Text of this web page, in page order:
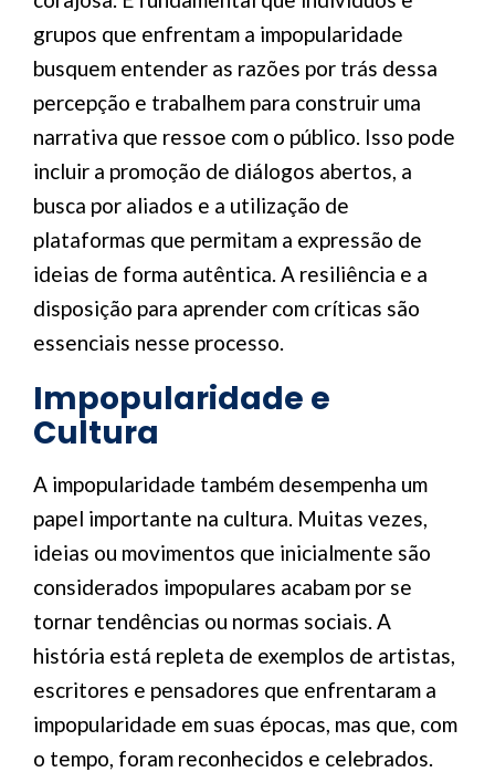
grupos que enfrentam a impopularidade
busquem entender as razões por trás dessa
percepção e trabalhem para construir uma
narrativa que ressoe com o público. Isso pode
incluir a promoção de diálogos abertos, a
busca por aliados e a utilização de
plataformas que permitam a expressão de
ideias de forma autêntica. A resiliência e a
disposição para aprender com críticas são
essenciais nesse processo.
Impopularidade e
Cultura
A impopularidade também desempenha um
papel importante na cultura. Muitas vezes,
ideias ou movimentos que inicialmente são
considerados impopulares acabam por se
tornar tendências ou normas sociais. A
história está repleta de exemplos de artistas,
escritores e pensadores que enfrentaram a
impopularidade em suas épocas, mas que, com
o tempo, foram reconhecidos e celebrados.